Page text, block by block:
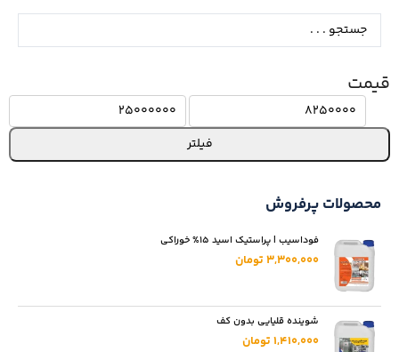
قیمت
فیلتر
محصولات پرفروش
فوداسیب | پراستیک اسید 15% خوراکی
3,300,000 تومان
شوینده قلیایی بدون کف
1,410,000 تومان